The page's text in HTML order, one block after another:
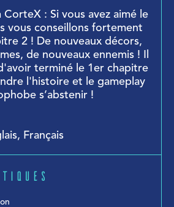
CorteX : Si vous avez aimé le
vous conseillons fortement
2 ! De nouveaux décors,
de nouveaux ennemis ! Il
terminé le 1er chapitre
l'histoire et le gameplay
s’abstenir !
Français